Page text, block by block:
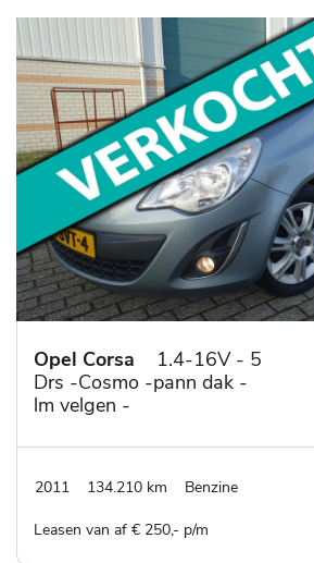
Opel Corsa
1.4-16V - 5
Drs -Cosmo -pann dak -
lm velgen -
cruise cont.--climat
2011 134.210 km Benzine
Leasen van af € 250,- p/m